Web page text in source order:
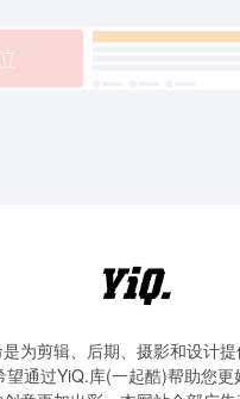
为剪辑、后期、摄影和设计
望通过YiQ.库(一起酷)帮助您更